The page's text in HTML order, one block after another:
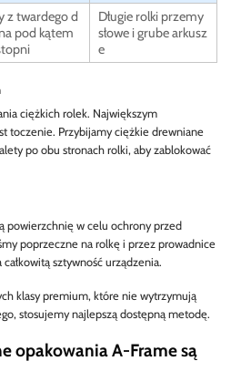
z twardego d
pod kątem
Długie rolki przemy
słowe i grube arkusz
e
ciężkich rolek. Największym
toczenie. Przybijamy ciężkie drewniane
po obu stronach rolki, aby zablokować
powierzchnię w celu ochrony przed
poprzeczne na rolkę i przez prowadnice
sztywność urządzenia.
klasy premium, które nie wytrzymują
stosujemy najlepszą dostępną metodę.
opakowania A-Frame są